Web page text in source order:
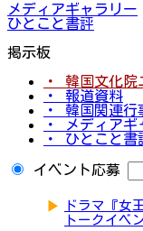
メディアギャラリー
ひとこと書評
掲示板
・ 韓国文化院
・ 報道資料
・ 韓国関連行
・ メディアギ
・ ひとこと書
イベント応募
▶
ドラマ『女
トークイベ